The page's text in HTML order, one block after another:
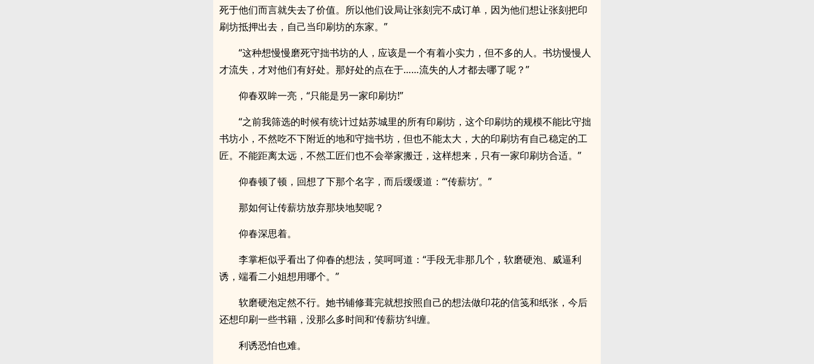
死于他们而言就失去了价值。所以他们设局让张刻完不成订单，因为他们想让张刻把印
刷坊抵押出去，自己当印刷坊的东家。”
“这种想慢慢磨死守拙书坊的人，应该是一个有着小实力，但不多的人。书坊慢慢人
才流失，才对他们有好处。那好处的点在于……流失的人才都去哪了呢？”
仰春双眸一亮，“只能是另一家印刷坊!”
“之前我筛选的时候有统计过姑苏城里的所有印刷坊，这个印刷坊的规模不能比守拙
书坊小，不然吃不下附近的地和守拙书坊，但也不能太大，大的印刷坊有自己稳定的工
匠。不能距离太远，不然工匠们也不会举家搬迁，这样想来，只有一家印刷坊合适。”
仰春顿了顿，回想了下那个名字，而后缓缓道：“‘传薪坊’。”
那如何让传薪坊放弃那块地契呢？
仰春深思着。
李掌柜似乎看出了仰春的想法，笑呵呵道：“手段无非那几个，软磨硬泡、威逼利
诱，端看二小姐想用哪个。”
软磨硬泡定然不行。她书铺修葺完就想按照自己的想法做印花的信笺和纸张，今后
还想印刷一些书籍，没那么多时间和‘传薪坊’纠缠。
利诱恐怕也难。